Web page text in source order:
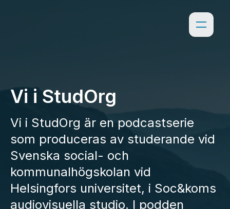
Vi i StudOrg
Vi i StudOrg är en podcastserie
som produceras av studerande vid
Svenska social- och
kommunalhögskolan vid
Helsingfors universitet, i Soc&koms
audiovisuella studio. I podden